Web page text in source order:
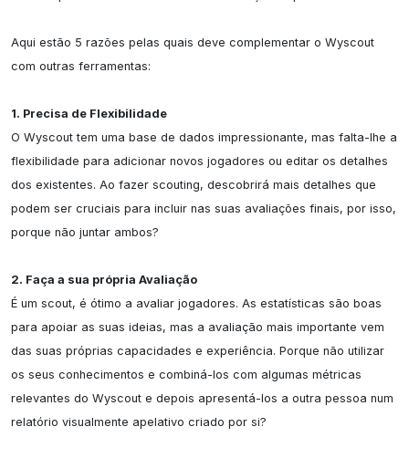
Aqui estão 5 razões pelas quais deve complementar o Wyscout
com outras ferramentas:
1. Precisa de Flexibilidade
O Wyscout tem uma base de dados impressionante, mas falta-lhe a
flexibilidade para adicionar novos jogadores ou editar os detalhes
dos existentes. Ao fazer scouting, descobrirá mais detalhes que
podem ser cruciais para incluir nas suas avaliações finais, por isso,
porque não juntar ambos?
2. Faça a sua própria Avaliação
É um scout, é ótimo a avaliar jogadores. As estatísticas são boas
para apoiar as suas ideias, mas a avaliação mais importante vem
das suas próprias capacidades e experiência. Porque não utilizar
os seus conhecimentos e combiná-los com algumas métricas
relevantes do Wyscout e depois apresentá-los a outra pessoa num
relatório visualmente apelativo criado por si?